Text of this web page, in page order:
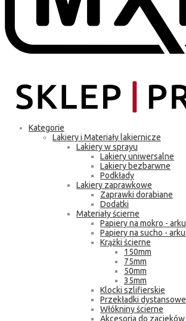
Kategorie
Lakiery i Materiały lakiernicze
Lakiery w sprayu
Lakiery uniwersalne
Lakiery bezbarwne
Podkłady
Lakiery zaprawkowe
Zaprawki dorabiane
Dodatki
Materiały ścierne
Papiery na mokro -
Papiery na sucho -
Krążki ścierne
150mm
75mm
50mm
35mm
Klocki szlifierskie
Przekładki dystansowe
Włókniny ścierne
Akcesoria do